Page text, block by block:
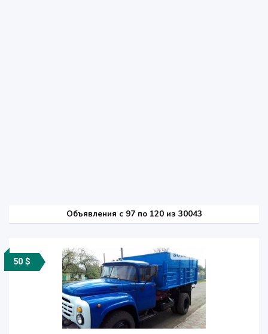
Объявления c 97 по 120 из 30043
50 $